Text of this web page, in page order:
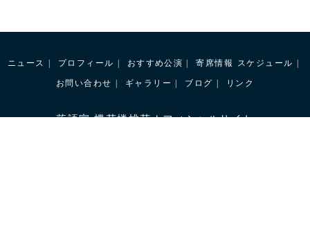
ニュース プロフィール おすすめ公演 寄席情報 スケジュール
お問い合わせ ギャラリー ブログ リンク
落語家 蝶花楼桃花オフィシャルサイト